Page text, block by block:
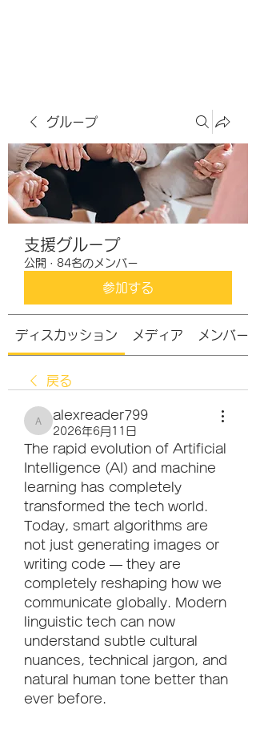
グループ
支援グループ
公開 · 84名のメンバー
参加する
ディスカッション メディア メンバー
戻る
alexreader799
alexreader799
2026年6月11日
The rapid evolution of Artificial
Intelligence (AI) and machine
learning has completely
transformed the tech world.
Today, smart algorithms are
not just generating images or
writing code — they are
completely reshaping how we
communicate globally. Modern
linguistic tech can now
understand subtle cultural
nuances, technical jargon, and
natural human tone better than
ever before.